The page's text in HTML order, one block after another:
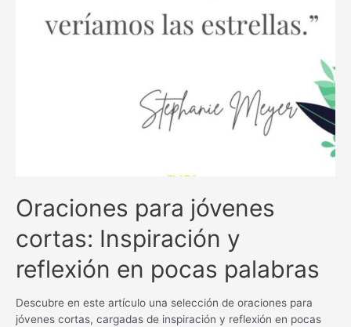
Oraciones para jóvenes
cortas: Inspiración y
reflexión en pocas palabras
Descubre en este artículo una selección de oraciones para
jóvenes cortas, cargadas de inspiración y reflexión en pocas